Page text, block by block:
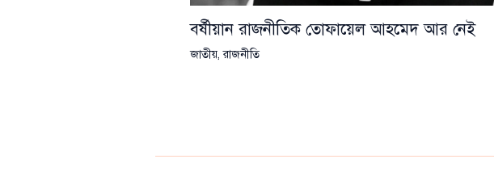
বর্ষীয়ান রাজনীতিক তোফায়েল আহমেদ আর নেই
জাতীয়,রাজনীতি